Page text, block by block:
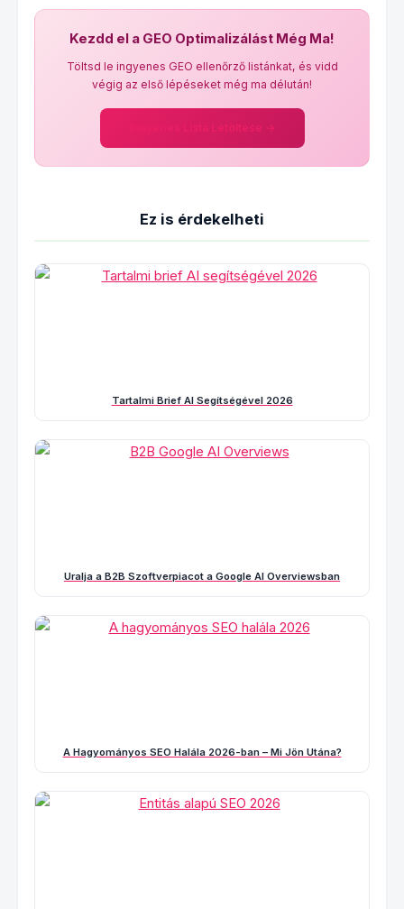
Kezdd el a GEO Optimalizálást Még Ma!
Töltsd le ingyenes GEO ellenőrző listánkat, és vidd
végig az első lépéseket még ma délután!
Ingyenes Lista Letöltése →
Ez is érdekelheti
Tartalmi Brief AI Segítségével 2026
Uralja a B2B Szoftverpiacot a Google AI Overviewsban
A Hagyományos SEO Halála 2026-ban – Mi Jön Utána?